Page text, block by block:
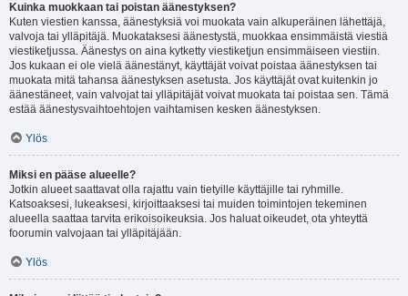
Kuinka muokkaan tai poistan äänestyksen?
Kuten viestien kanssa, äänestyksiä voi muokata vain alkuperäinen lähettäjä,
valvoja tai ylläpitäjä. Muokataksesi äänestystä, muokkaa ensimmäistä viestiä
viestiketjussa. Äänestys on aina kytketty viestiketjun ensimmäiseen viestiin.
Jos kukaan ei ole vielä äänestänyt, käyttäjät voivat poistaa äänestyksen tai
muokata mitä tahansa äänestyksen asetusta. Jos käyttäjät ovat kuitenkin jo
äänestäneet, vain valvojat tai ylläpitäjät voivat muokata tai poistaa sen. Tämä
estää äänestysvaihtoehtojen vaihtamisen kesken äänestyksen.
Ylös
Miksi en pääse alueelle?
Jotkin alueet saattavat olla rajattu vain tietyille käyttäjille tai ryhmille.
Katsoaksesi, lukeaksesi, kirjoittaaksesi tai muiden toimintojen tekeminen
alueella saattaa tarvita erikoisoikeuksia. Jos haluat oikeudet, ota yhteyttä
foorumin valvojaan tai ylläpitäjään.
Ylös